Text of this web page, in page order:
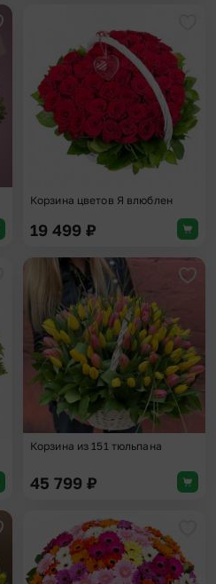
Добавить в избранное
Корзина цветов Я влюблен
19 499 ₽
Добавить в избранное
Корзина из 151 тюльпана
45 799 ₽
Добавить в избранное